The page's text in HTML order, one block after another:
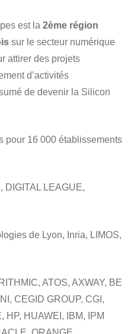
est la 2ème région
sur le secteur numérique
attirer des projets
d’activités
de devenir la Silicon
pour 16 000 établissements
DIGITAL LEAGUE,
de Lyon, Inria, LIMOS,
ATOS, AXWAY, BE
CEGID GROUP, CGI,
HP, HUAWEI, IBM, IPM